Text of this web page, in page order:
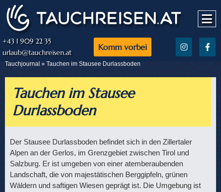
+43 1 909 22 35
urlaub@tauchreisen.at
Komm vorbei
Tauchjournal » Tauchen im Stausee Durlassboden
Tauchen im Stausee
Durlassboden
Der Stausee Durlassboden befindet sich in den Zillertaler
Alpen an der Gerlos, im Grenzgebiet zwischen Tirol und
Salzburg. Er ist umgeben von einer atemberaubenden
Landschaft, die von majestätischen Berggipfeln, grünen
Wäldern und saftigen Wiesen geprägt ist. Die Umgebung ist